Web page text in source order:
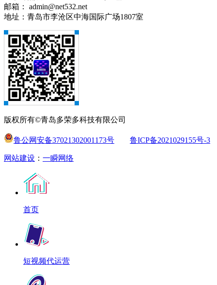
邮箱： admin@net532.net
地址：青岛市李沧区中海国际广场1807室
版权所有©青岛多荣多科技有限公司
鲁公网安备37021302001173号 鲁ICP备2021029155号-3
网站建设 ： 一瞬网络
首页
短视频代运营